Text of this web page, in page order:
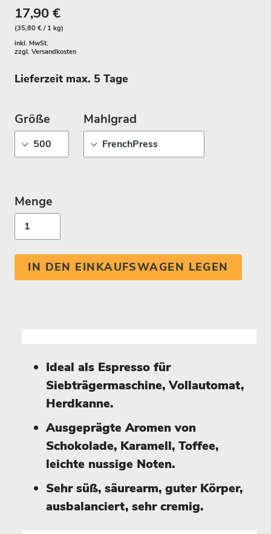
17,90 €
(35,80 € / 1 kg)
inkl. MwSt.
zzgl. Versandkosten
Lieferzeit max. 5 Tage
Größe Mahlgrad
Menge
IN DEN EINKAUFSWAGEN LEGEN
Ideal als Espresso für
Siebträgermaschine, Vollautomat,
Herdkanne.
Ausgeprägte Aromen von
Schokolade, Karamell, Toffee,
leichte nussige Noten.
Sehr süß, säurearm, guter Körper,
ausbalanciert, sehr cremig.